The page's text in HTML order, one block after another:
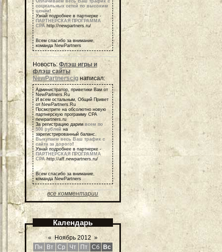
социальных сетей по высоким
ценам!
Узнай подробнее в партнерке -
ПАРТНЕРСКАЯ ПРОГРАММА
СРА http://newpartners.ru/
Всем спасибо за внимание,
команда NewPartners
Новость: Флэш игры и
флэш сайты
NewPartnerscig написал:
Администратор, приветики Вам от
NewPartners.Ru
И всем остальным, Общий Привет
от NewPartners.Ru
Посмотрите на обсолютно новую
партнерскую программу СРА
newpartners.ru
За регистрацию дарим всем по
500 рублей на
зарегистрированный баланс.
Выкупаем весь Ваш трафик с
сайта за дорого!
Узнай подробнее в партнерке -
ПАРТНЕРСКАЯ ПРОГРАММА
СРАhttp://aff.newpartners.ru/
Всем спасибо за внимание,
команда NewPartners
все комментарии
Календарь
« Ноябрь 2012 »
Пн
Вт Ср Чт Пт Сб Вс